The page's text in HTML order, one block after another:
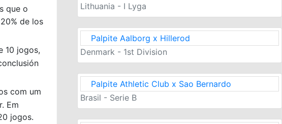
que o
de los
10 jogos,
com um
Em
jogos.
Lithuania - I Lyga
Palpite Aalborg x Hillerod
Denmark - 1st Division
Palpite Athletic Club x Sao Bernardo
Brasil - Serie B